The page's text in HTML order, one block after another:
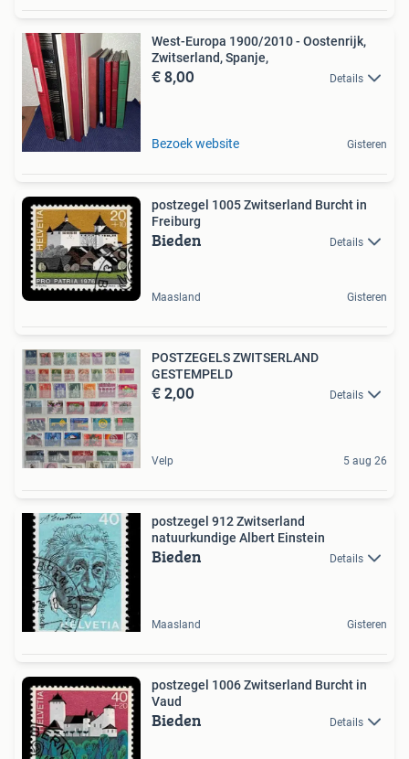
West-Europa 1900/2010 - Oostenrijk,
Zwitserland, Spanje,
€ 8,00 Details
Bezoek website Gisteren
postzegel 1005 Zwitserland Burcht in
Freiburg
Bieden Details
Maasland Gisteren
POSTZEGELS ZWITSERLAND
GESTEMPELD
€ 2,00 Details
Velp 5 aug 26
postzegel 912 Zwitserland
natuurkundige Albert Einstein
Bieden Details
Maasland Gisteren
postzegel 1006 Zwitserland Burcht in
Vaud
Bieden Details